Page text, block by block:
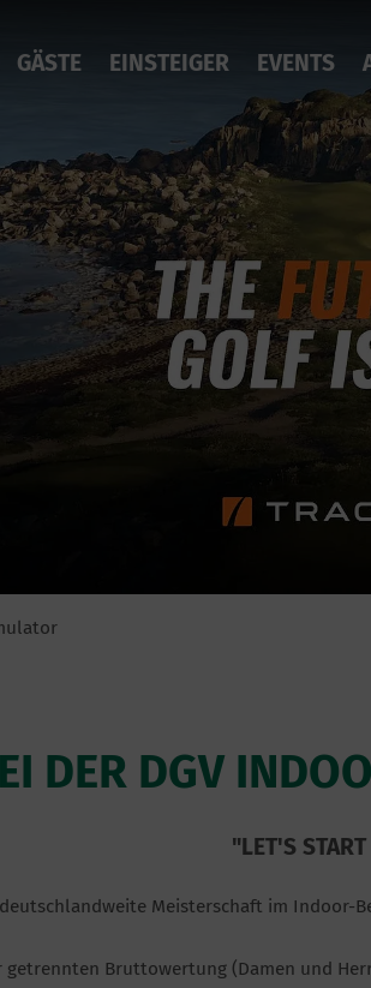
GÄSTE EINSTEIGER EVENTS
DER DGV
"LET'S
Meisterschaft im
getrennten Bruttowertung (Damen und